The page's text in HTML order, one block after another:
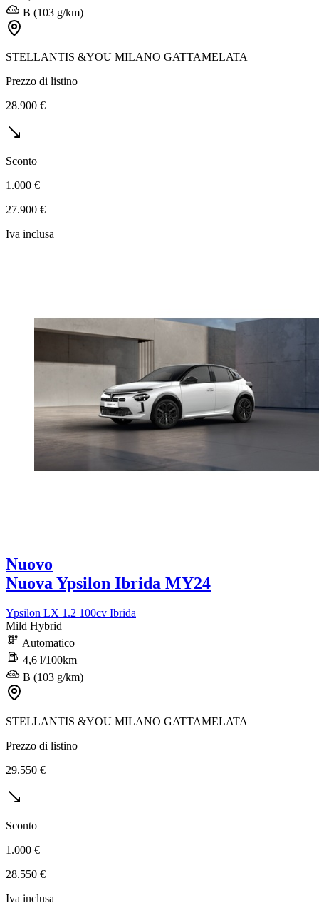
B (103 g/km)
STELLANTIS &YOU MILANO GATTAMELATA
Prezzo di listino
28.900 €
Sconto
1.000 €
27.900 €
Iva inclusa
Nuovo
Nuova Ypsilon Ibrida MY24
Ypsilon LX 1.2 100cv Ibrida
Mild Hybrid
Automatico
4,6 l/100km
B (103 g/km)
STELLANTIS &YOU MILANO GATTAMELATA
Prezzo di listino
29.550 €
Sconto
1.000 €
28.550 €
Iva inclusa